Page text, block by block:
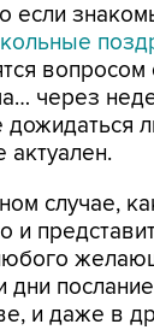
если
через
дожидаться
актуален.
случае,
и
и даже в